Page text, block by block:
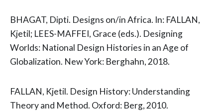
BHAGAT, Dipti. Designs on/in Africa. In: FALLAN,
Kjetil; LEES-MAFFEI, Grace (eds.). Designing
Worlds: National Design Histories in an Age of
Globalization. New York: Berghahn, 2018.
FALLAN, Kjetil. Design History: Understanding
Theory and Method. Oxford: Berg, 2010.